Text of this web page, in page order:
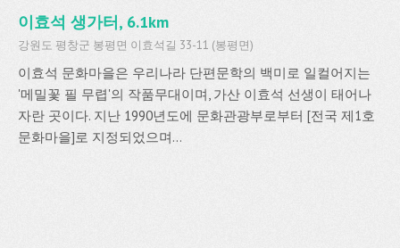
이효석 생가터, 6.1km
강원도 평창군 봉평면 이효석길 33-11 (봉평면)
이효석 문화마을은 우리나라 단편문학의 백미로 일컬어지는
'메밀꽃 필 무렵'의 작품무대이며, 가산 이효석 선생이 태어나
자란 곳이다. 지난 1990년도에 문화관광부로부터 [전국 제1호
문화마을]로 지정되었으며...